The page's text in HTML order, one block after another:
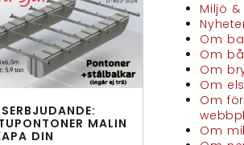
MALIN
DIN
Miljö
Om
Om
Om
Om
Om
Om